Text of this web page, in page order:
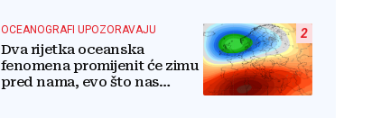
2
OCEANOGRAFI UPOZORAVAJU
Dva rijetka oceanska
fenomena promijenit će zimu
pred nama, evo što nas